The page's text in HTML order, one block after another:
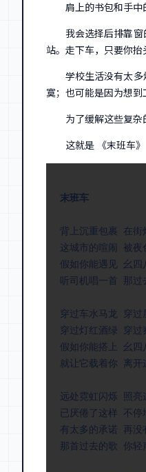
肩上的书包和手
我会选择后排靠
站。走下车，只要你抬
学校生活没有太
寞；也可能是因为想到
为了缓解这些复杂
这就是 《末班车》
末班车
背上沉重包裹 在街
这城市的喧闹 被夜
假如你能遇见 幺四
听司机唱一首 那过
穿过车水马龙 穿过
穿过灯红酒绿 穿过
假如你能搭上 幺四
就让它载着你 离开
远处霓虹闪烁 照亮
已厌倦了这样 不停
有太多的承诺 再没
那首过去的歌 你轻